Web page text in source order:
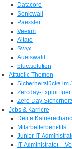
Datacore
Sonicwall
Paessler
Veeam
Altaro
Swyx
Auerswald
blue:solution
Aktuelle Themen
Sicherheitslücke im
Zeroday-Exploit
Zero-Day-
Jobs & Karriere
Deine
Mitarbeiterbenefits
Junior IT-
IT-Administrator –